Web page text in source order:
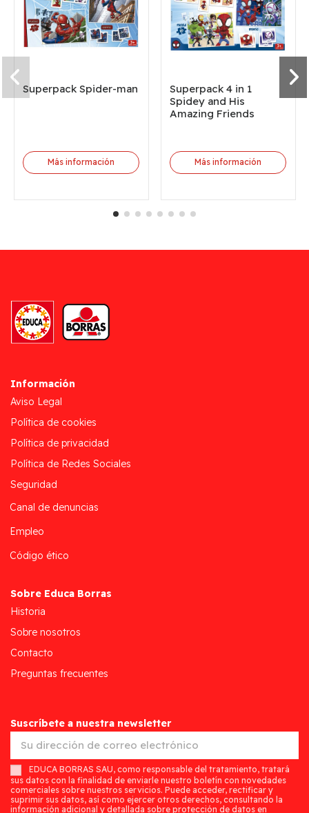
Superpack Spider-man
Más información
Superpack 4 in 1
Spidey and His
Amazing Friends
Más información
Información
Aviso Legal
Política de cookies
Política de privacidad
Política de Redes Sociales
Seguridad
Canal de denuncias
Empleo
Código ético
Sobre Educa Borras
Historia
Sobre nosotros
Contacto
Preguntas frecuentes
Suscríbete a nuestra newsletter
EDUCA BORRAS SAU, como responsable del tratamiento, tratará
sus datos con la finalidad de enviarle nuestro boletín con novedades
comerciales sobre nuestros servicios. Puede acceder, rectificar y
suprimir sus datos, así como ejercer otros derechos, consultando la
información adicional y detallada sobre protección de datos en